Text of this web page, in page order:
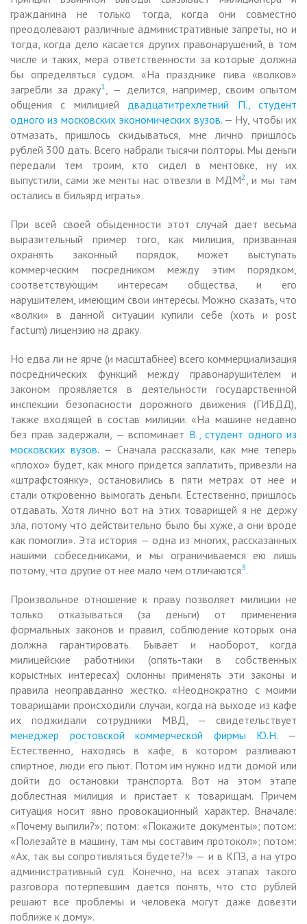
гражданина не только тогда, когда они совместно
преодолевают различные административные запреты, но и
тогда, когда дело касается других правонарушений, в том
числе и таких, мера ответственности за которые должна
бы определяться судом. «На празднике пива «волков»
загребли за драку1
, — делится, например, своим опытом
общения с милицией двадцатитрехлетний П., студент
одного из московских экономических вузов.— Ну, чтобы их
отмазать, пришлось скидываться, мне лично пришлось
рублей 300 дать. Всего набрали тысячи полторы. Мы деньги
передали тем троим, кто сидел в ментовке, ну их
выпустили, сами же менты нас отвезли в МДМ2
, и мы там
остались в бильярд играть».
При всей своей обыденности этот случай дает весьма
выразительный пример того, как милиция, призванная
охранять законный порядок, может выступать
коммерческим посредником между этим порядком,
соответствующим интересам общества, и его
нарушителем, имеющим свои интересы. Можно сказать, что
«волки» в данной ситуации купили себе (хоть и post
factum) лицензию на драку.
Но едва ли не ярче (и масштабнее) всего коммерциализация
посреднических функций между правонарушителем и
законом проявляется в деятельности государственной
инспекции безопасности дорожного движения (ГИБДД),
также входящей в состав милиции. «На машине недавно
без прав задержали, — вспоминает В., студент одного из
московских вузов. — Сначала рассказали, как мне теперь
«плохо» будет, как много придется заплатить, привезли на
«штрафстоянку», остановились в пяти метрах от нее и
стали откровенно вымогать деньги. Естественно, пришлось
отдавать. Хотя лично вот на этих товарищей я не держу
зла, потому что действительно было бы хуже, а они вроде
как помогли». Эта история — одна из многих, рассказанных
нашими собеседниками, и мы ограничиваемся ею лишь
потому, что другие от нее мало чем отличаются3.
Произвольное отношение к праву позволяет милиции не
только отказываться (за деньги) от применения
формальных законов и правил, соблюдение которых она
должна гарантировать. Бывает и наоборот, когда
милицейские работники (опять-таки в собственных
корыстных интересах) склонны применять эти законы и
правила неоправданно жестко. «Неоднократно с моими
товарищами происходили случаи, когда на выходе из кафе
их поджидали сотрудники МВД, — свидетельствует
менеджер ростовской коммерческой фирмы Ю.Н. —
Естественно, находясь в кафе, в котором разливают
спиртное, люди его пьют. Потом им нужно идти домой или
дойти до остановки транспорта. Вот на этом этапе
доблестная милиция и пристает к товарищам. Причем
ситуация носит явно провокационный характер. Вначале:
«Почему выпили?»; потом: «Покажите документы»; потом:
«Полезайте в машину, там мы составим протокол»; потом:
«Ах, так вы сопротивляться будете?!» — и в КПЗ, а на утро
административный суд. Конечно, на всех этапах такого
разговора потерпевшим дается понять, что сто рублей
решают все проблемы и человека могут даже довезти
поближе к дому».